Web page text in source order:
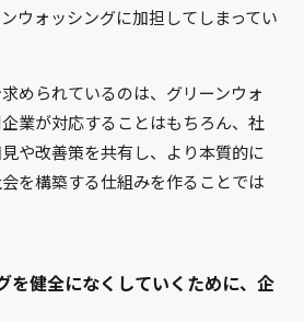
ウォッシングに加担してしまってい
められているのは、グリーンウォ
業が対応することはもちろん、社
や改善策を共有し、より本質的に
を構築する仕組みを作ることでは
を健全になくしていくために、企